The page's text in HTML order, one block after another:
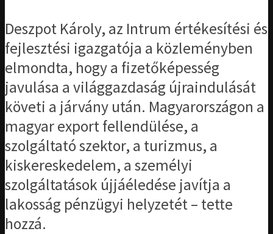
Deszpot Károly, az Intrum értékesítési és
fejlesztési igazgatója a közleményben
elmondta, hogy a fizetőképesség
javulása a világgazdaság újraindulását
követi a járvány után. Magyarországon a
magyar export fellendülése, a
szolgáltató szektor, a turizmus, a
kiskereskedelem, a személyi
szolgáltatások újjáéledése javítja a
lakosság pénzügyi helyzetét – tette
hozzá.